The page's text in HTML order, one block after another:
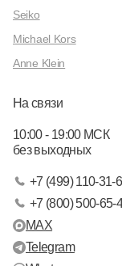
Seiko
Michael Kors
Anne Klein
На связи
10:00 - 19:00 МСК
без выходных
+7 (499) 110-31-
+7 (800) 500-65-
MAX
Telegram